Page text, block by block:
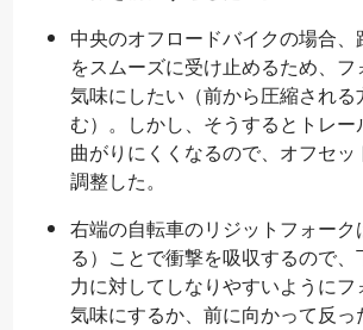
中央のオフロードバイクの場合
をスムーズに受け止めるため、フ
気味にしたい（前から圧縮される
む）。しかし、そうするとトレー
曲がりにくくなるので、オフセ
調整した。
右端の自転車のリジットフォー
る）ことで衝撃を吸収するので、
力に対してしなりやすいようにフ
気味にするか、前に向かって反っ